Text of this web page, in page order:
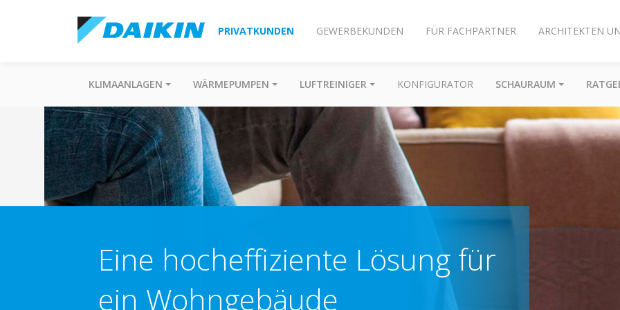
PRIVATKUNDEN GEWERBEKUNDEN FÜR FACHPARTNER ARCHITEKTEN
KLIMAANLAGEN WÄRMEPUMPEN LUFTREINIGER KONFIGURATOR SCHAURAUM
Eine hocheffiziente Lösung für
ein Wohngebäude